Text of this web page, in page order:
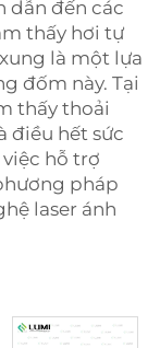
dẫn đến các
thấy hơi tự
là một lựa
đốm này. Tại
thấy thoải
điều hết sức
hỗ trợ
pháp
laser ánh